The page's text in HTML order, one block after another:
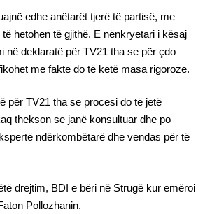
edhe anëtarët tjerë të partisë, me
hetohen të gjithë. E nënkryetari i kësaj
në deklaratë për TV21 tha se për çdo
me fakte do të ketë masa rigoroze.
për TV21 tha se procesi do të jetë
thekson se janë konsultuar dhe po
ndërkombëtarë dhe vendas për të
drejtim, BDI e bëri në Strugë kur emëroi
Pollozhanin.